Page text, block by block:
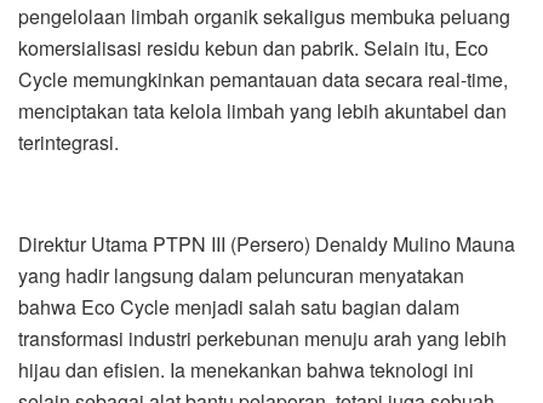
pengelolaan limbah organik sekaligus membuka peluang
komersialisasi residu kebun dan pabrik. Selain itu, Eco
Cycle memungkinkan pemantauan data secara real-time,
menciptakan tata kelola limbah yang lebih akuntabel dan
terintegrasi.
Direktur Utama PTPN III (Persero) Denaldy Mulino Mauna
yang hadir langsung dalam peluncuran menyatakan
bahwa Eco Cycle menjadi salah satu bagian dalam
transformasi industri perkebunan menuju arah yang lebih
hijau dan efisien. Ia menekankan bahwa teknologi ini